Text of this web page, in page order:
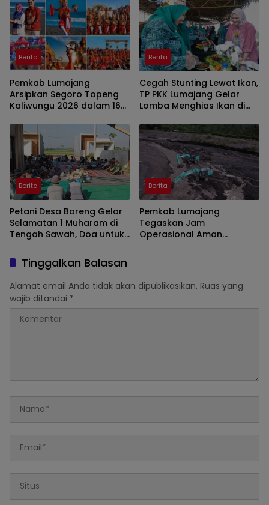
Berita
Pemkab Lumajang
Arsipkan Segoro Topeng
Kaliwungu 2026 dalam 160
Berita
Cegah Stunting Lewat Ikan,
TP PKK Lumajang Gelar
Lomba Menghias Ikan di
Berita
Petani Desa Boreng Gelar
Selamatan 1 Muharam di
Tengah Sawah, Doa untuk
Berita
Pemkab Lumajang
Tegaskan Jam
Operasional Aman
Tinggalkan Balasan
Alamat email Anda tidak akan dipublikasikan. Ruas yang
wajib ditandai *